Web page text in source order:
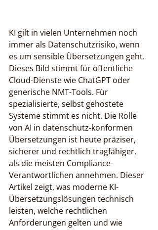
KI gilt in vielen Unternehmen noch
immer als Datenschutzrisiko, wenn
es um sensible Übersetzungen geht.
Dieses Bild stimmt für öffentliche
Cloud-Dienste wie ChatGPT oder
generische NMT-Tools. Für
spezialisierte, selbst gehostete
Systeme stimmt es nicht. Die Rolle
von AI in datenschutz-konformen
Übersetzungen ist heute präziser,
sicherer und rechtlich tragfähiger,
als die meisten Compliance-
Verantwortlichen annehmen. Dieser
Artikel zeigt, was moderne KI-
Übersetzungslösungen technisch
leisten, welche rechtlichen
Anforderungen gelten und wie